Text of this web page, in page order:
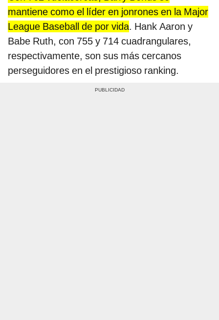
mantiene como el líder en jonrones en la Major
League Baseball de por vida. Hank Aaron y
Babe Ruth, con 755 y 714 cuadrangulares,
respectivamente, son sus más cercanos
perseguidores en el prestigioso ranking.